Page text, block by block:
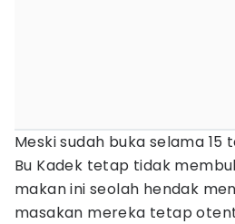
Meski sudah buka selama 15
Bu Kadek tetap tidak
makan ini seolah hendak
masakan mereka tetap